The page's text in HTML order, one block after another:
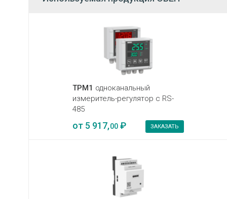
ТРМ1 одноканальный
измеритель-регулятор с RS-
485
от 5 917,00 ₽ ЗАКАЗАТЬ